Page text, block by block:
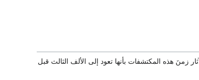
زمنَ هذه المكتشفات بأنها تعود إلى الألف الثالث قبل